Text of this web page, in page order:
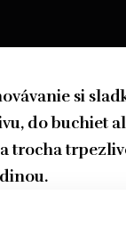
si
do buchiet
trocha